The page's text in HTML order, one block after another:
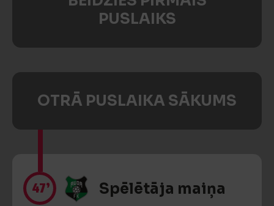
PUSLAIKS
OTRĀ PUSLAIKA SĀKUMS
47’ Spēlētāja maiņa